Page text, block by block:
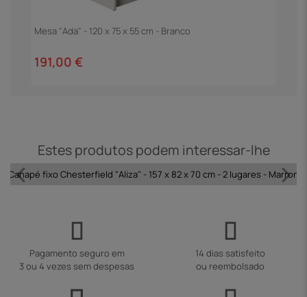
Mesa "Ada" - 120 x 75 x 55 cm - Branco
191,00 €
Estes produtos podem interessar-lhe
Canapé fixo Chesterfield "Aliza" - 157 x 82 x 70 cm - 2 lugares - Marron
Pagamento seguro em
3 ou 4 vezes sem despesas
14 dias satisfeito
ou reembolsado